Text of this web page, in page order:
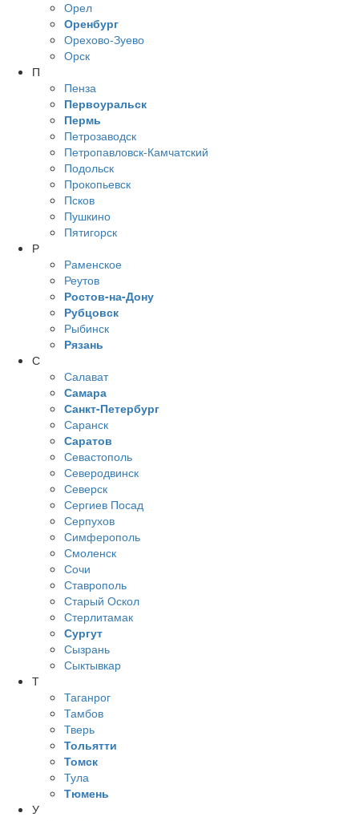
Орел
Оренбург
Орехово-Зуево
Орск
П
Пенза
Первоуральск
Пермь
Петрозаводск
Петропавловск-Камчатский
Подольск
Прокопьевск
Псков
Пушкино
Пятигорск
Р
Раменское
Реутов
Ростов-на-Дону
Рубцовск
Рыбинск
Рязань
С
Салават
Самара
Санкт-Петербург
Саранск
Саратов
Севастополь
Северодвинск
Северск
Сергиев Посад
Серпухов
Симферополь
Смоленск
Сочи
Ставрополь
Старый Оскол
Стерлитамак
Сургут
Сызрань
Сыктывкар
Т
Таганрог
Тамбов
Тверь
Тольятти
Томск
Тула
Тюмень
У